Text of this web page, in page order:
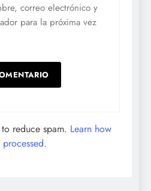
correo electrónico y
para la próxima vez
reduce spam. Learn how